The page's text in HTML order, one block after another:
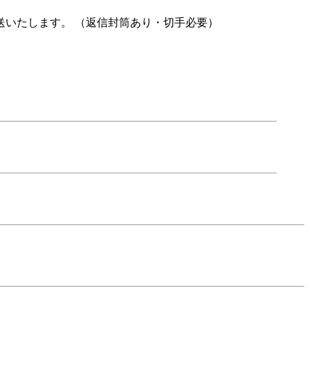
たします。 （返信封筒あり・切手必要）